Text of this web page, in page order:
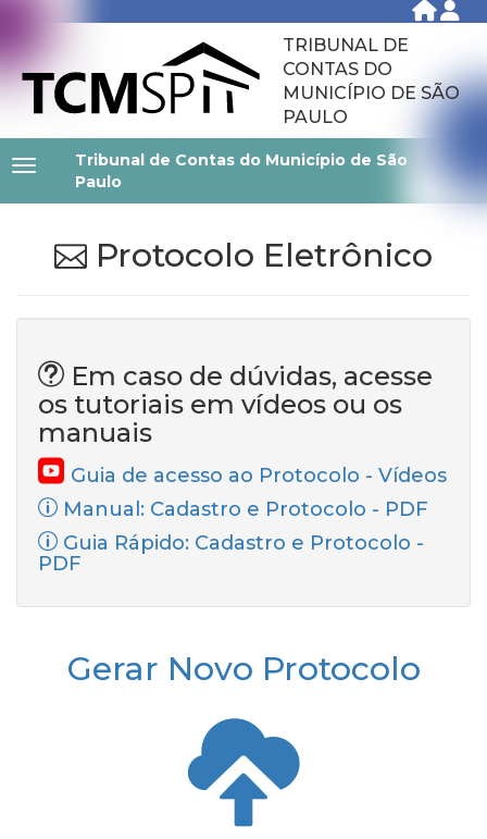
TRIBUNAL DE
CONTAS DO
MUNICÍPIO DE SÃO
PAULO
Tribunal de Contas do Município de São
Paulo
Protocolo Eletrônico
Em caso de dúvidas, acesse
os tutoriais em vídeos ou os
manuais
Guia de acesso ao Protocolo - Vídeos
Manual: Cadastro e Protocolo - PDF
Guia Rápido: Cadastro e Protocolo -
PDF
Gerar Novo Protocolo